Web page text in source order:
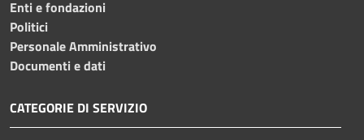
Enti e fondazioni
Politici
Personale Amministrativo
Documenti e dati
CATEGORIE DI SERVIZIO